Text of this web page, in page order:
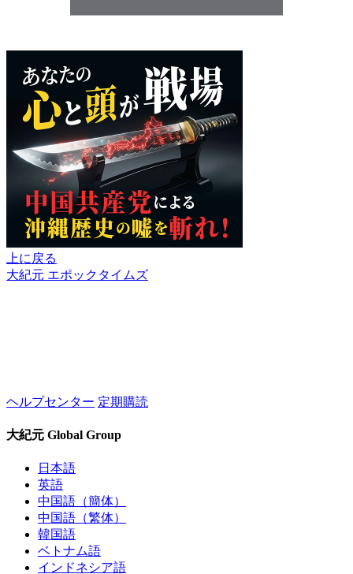
上に戻る
大紀元 エポックタイムズ
ヘルプセンター 定期購読
大紀元 Global Group
日本語
英語
中国語（簡体）
中国語（繁体）
韓国語
ベトナム語
インドネシア語